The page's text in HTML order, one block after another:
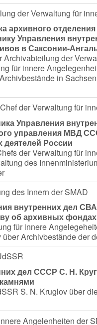
der Verwaltung für
архивного
Управления
в Саксонии-
der
für innere
in
der Verwaltung für
Управления
управления МВД
деятелей России
der Verwaltung für
des
des Innern der SMAD
внутренних дел
об архивных фондах
für innere
Archivbestände der
дел СССР С. Н.
S. N. Kruglov über
Angelenheiten der